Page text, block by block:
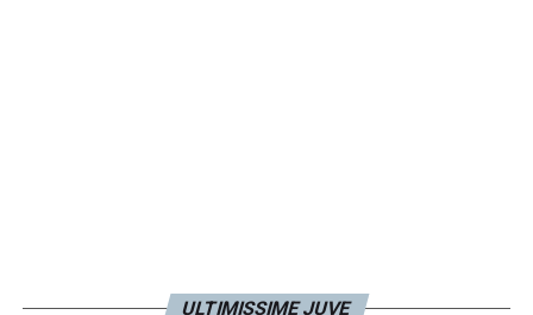
ULTIMISSIME JUVE